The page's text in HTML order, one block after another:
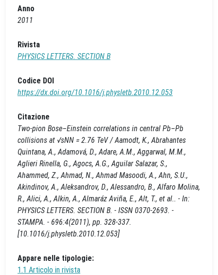
Anno
2011
Rivista
PHYSICS LETTERS. SECTION B
Codice DOI
https://dx.doi.org/10.1016/j.physletb.2010.12.053
Citazione
Two-pion Bose–Einstein correlations in central Pb–Pb
collisions at √sNN = 2.76 TeV / Aamodt, K., Abrahantes
Quintana, A., Adamová, D., Adare, A.M., Aggarwal, M.M.,
Aglieri Rinella, G., Agocs, A.G., Aguilar Salazar, S.,
Ahammed, Z., Ahmad, N., Ahmad Masoodi, A., Ahn, S.U.,
Akindinov, A., Aleksandrov, D., Alessandro, B., Alfaro Molina,
R., Alici, A., Alkin, A., Almaráz Aviña, E., Alt, T., et al.. - In:
PHYSICS LETTERS. SECTION B. - ISSN 0370-2693. -
STAMPA. - 696:4(2011), pp. 328-337.
[10.1016/j.physletb.2010.12.053]
Appare nelle tipologie:
1.1 Articolo in rivista